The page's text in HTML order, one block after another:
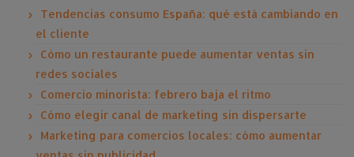
Tendencias consumo España: qué está cambiando en
el cliente
Cómo un restaurante puede aumentar ventas sin
redes sociales
Comercio minorista: febrero baja el ritmo
Cómo elegir canal de marketing sin dispersarte
Marketing para comercios locales: cómo aumentar